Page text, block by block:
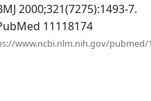
2000;321(7275):1493-7.
11118174
www.ncbi.nlm.nih.gov/pubmed/